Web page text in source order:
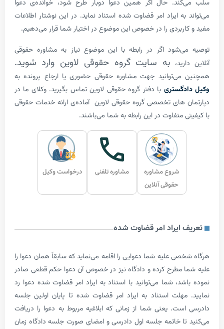
حال اگر همین دعوا دوبار طرح شود، خوانده‌ی دعوا
به ایراد امر قضاوت شده استناد نماید. در این نوشتار اطلاعات
را در خصوص این موضوع در اختیار شما قرار می‌دهیم.
اگر در رابطه با این موضوع نیاز به مشاوره حقوقی
به سایت گروه حقوقی لاوین وارد شوید.
می‌توانید جهت مشاوره حقوقی حضوری یا ارجاع پرونده به
با دفتر گروه حقوقی لاوین تماس بگیرید. وکلای ما در
های تخصصی گروه حقوقی لاوین آماده‌ی ارائه خدمات حقوقی
متفاوت در این رابطه به شما می‌باشند.
شروع مشاوره
مشاوره تلفنی درخواست وکیل
ایراد امر قضاوت شده
علیه شما دعوایی را اقامه می‌نماید که سابقاً همان دعوا را
مطرح کرده و دادگاه نیز در خصوص آن دعوا حکم قطعی صادر
شما می‌­توانید با استناد به ایراد امر قضاوت شده دعوا رد
مهلت استناد به ایراد امر قضاوت شده تا پایان اولین جلسه
است. یعنی شما از زمانی که ابلاغیه مربوط به دعوا را دریافت
تا خاتمه ­جلسه اول دادرسی و امضای صورت جلسه دادگاه زمان